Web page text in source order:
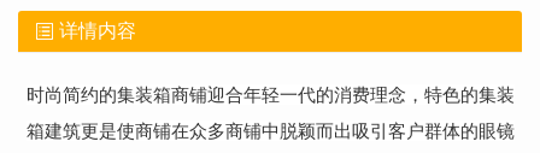
详情内容
时尚简约的集装箱商铺迎合年轻一代的消费理念，特色的集装
箱建筑更是使商铺在众多商铺中脱颖而出吸引客户群体的眼镜